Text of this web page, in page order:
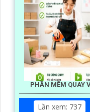
PHẦN MỀM QUAY
Lần xem: 737